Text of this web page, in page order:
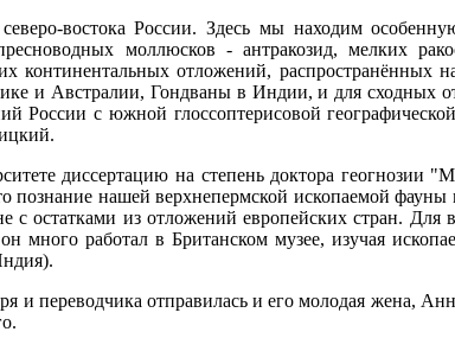
востока России. Здесь мы находим
моллюсков - антракозид, мелких
континентальных отложений, распространённых
и Австралии, Гондваны в Индии, и для сходных
с южной глоссоптерисовой
диссертацию на степень доктора геогнозии
нашей верхнепермской ископаемой фауны
остатками из отложений европейских стран. Для
работал в Британском музее, изучая
и переводчика отправилась и его молодая жена,